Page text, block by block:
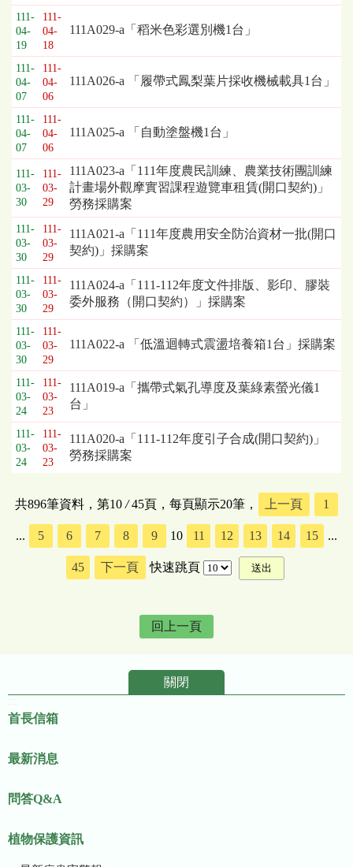
111-
04-
19
111-
04-
18
111A029-a「稻米色彩選別機1台」
111-
04-
07
111-
04-
06
111A026-a 「履帶式鳳梨葉片採收機械載具1台」
111-
04-
07
111-
04-
06
111A025-a 「自動塗盤機1台」
111-
03-
30
111-
03-
29
111A023-a「111年度農民訓練、農業技術團訓練
計畫場外觀摩實習課程遊覽車租賃(開口契約)」
勞務採購案
111-
03-
30
111-
03-
29
111A021-a「111年度農用安全防治資材一批(開口
契約)」採購案
111-
03-
30
111-
03-
29
111A024-a「111-112年度文件排版、影印、膠裝
委外服務（開口契約）」採購案
111-
03-
30
111-
03-
29
111A022-a 「低溫迴轉式震盪培養箱1台」採購案
111-
03-
24
111-
03-
23
111A019-a「攜帶式氣孔導度及葉綠素螢光儀1
台」
111-
03-
24
111-
03-
23
111A020-a「111-112年度引子合成(開口契約)」
勞務採購案
共896筆資料，第10/45頁，每頁顯示20筆， 上一頁 1
... 5 6 7 8 9 10 11 12 13 14 15 ...
45 下一頁 快速跳頁
回上一頁
關閉
首長信箱
最新消息
問答Q&A
植物保護資訊